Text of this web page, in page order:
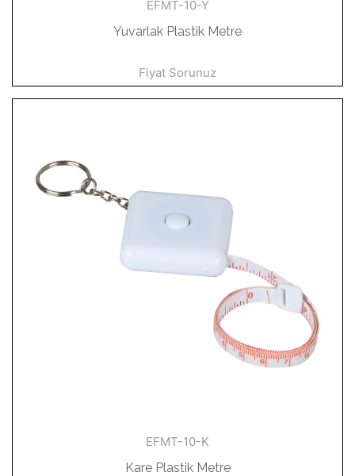
EFMT-10-Y
Yuvarlak Plastik Metre
Fiyat Sorunuz
EFMT-10-K
Kare Plastik Metre